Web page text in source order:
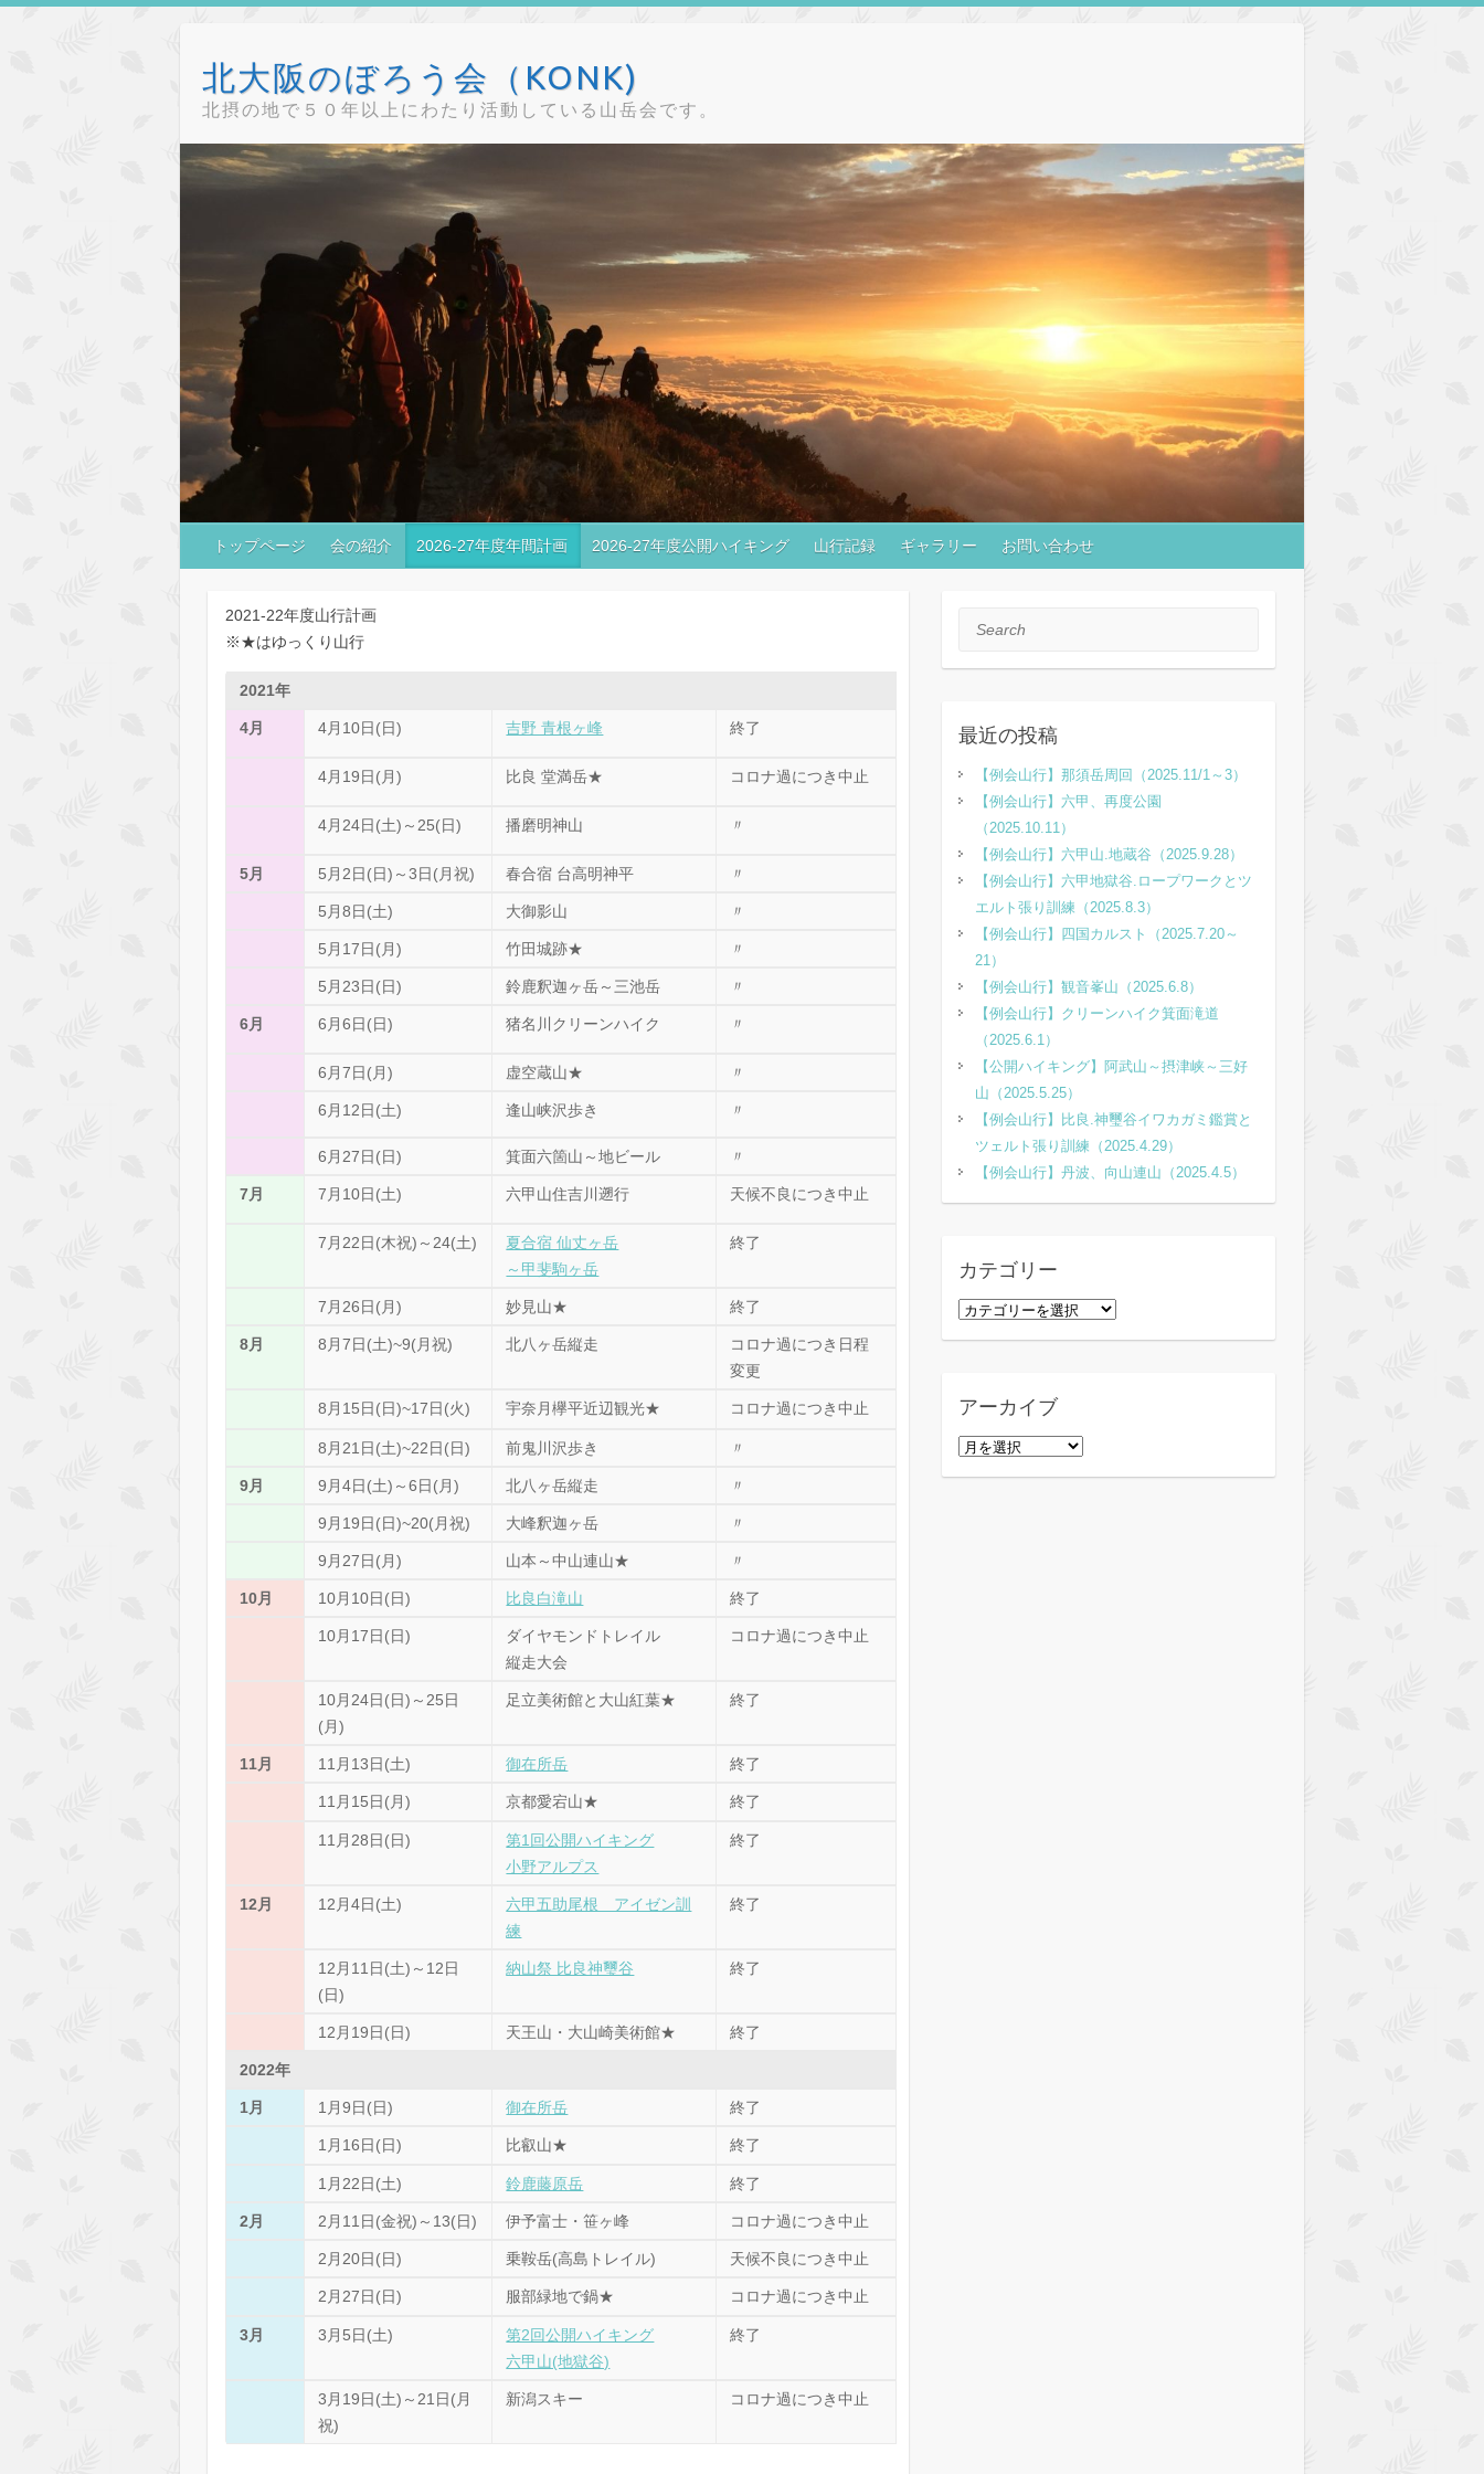
北大阪のぼろう会（KONK)
北摂の地で５０年以上にわたり活動している山岳会です。
トップページ 会の紹介 2026-27年度年間計画 2026-27年度公開ハイキング 山行記録 ギャラリー お問い合わせ
2021-22年度山行計画
※★はゆっくり山行
2021年
4月 4月10日(日) 吉野 青根ヶ峰 終了
4月19日(月) 比良 堂満岳★ コロナ過につき中止
4月24日(土)～25(日) 播磨明神山 〃
5月 5月2日(日)～3日(月祝) 春合宿 台高明神平 〃
5月8日(土) 大御影山 〃
5月17日(月) 竹田城跡★ 〃
5月23日(日) 鈴鹿釈迦ヶ岳～三池岳 〃
6月 6月6日(日) 猪名川クリーンハイク 〃
6月7日(月) 虚空蔵山★ 〃
6月12日(土) 逢山峡沢歩き 〃
6月27日(日) 箕面六箇山～地ビール 〃
7月 7月10日(土) 六甲山住吉川遡行 天候不良につき中止
7月22日(木祝)～24(土)
夏合宿 仙丈ヶ岳
～甲斐駒ヶ岳
終了
7月26日(月) 妙見山★ 終了
8月 8月7日(土)~9(月祝) 北八ヶ岳縦走
コロナ過につき日程
変更
8月15日(日)~17日(火) 宇奈月欅平近辺観光★ コロナ過につき中止
8月21日(土)~22日(日) 前鬼川沢歩き 〃
9月 9月4日(土)～6日(月) 北八ヶ岳縦走 〃
9月19日(日)~20(月祝) 大峰釈迦ヶ岳 〃
9月27日(月) 山本～中山連山★ 〃
10月 10月10日(日) 比良白滝山 終了
10月17日(日)
ダイヤモンドトレイル
縦走大会
コロナ過につき中止
10月24日(日)～25日
(月)
足立美術館と大山紅葉★ 終了
11月 11月13日(土) 御在所岳 終了
11月15日(月) 京都愛宕山★ 終了
11月28日(日)
第1回公開ハイキング
小野アルプス
終了
12月 12月4日(土)
六甲五助尾根 アイゼン訓
練
終了
12月11日(土)～12日
(日)
納山祭 比良神璽谷 終了
12月19日(日) 天王山・大山崎美術館★ 終了
2022年
1月 1月9日(日) 御在所岳 終了
1月16日(日) 比叡山★ 終了
1月22日(土) 鈴鹿藤原岳 終了
2月 2月11日(金祝)～13(日) 伊予富士・笹ヶ峰 コロナ過につき中止
2月20日(日) 乗鞍岳(高島トレイル) 天候不良につき中止
2月27日(日) 服部緑地で鍋★ コロナ過につき中止
3月 3月5日(土)
第2回公開ハイキング
六甲山(地獄谷)
終了
3月19日(土)～21日(月
祝)
新潟スキー コロナ過につき中止
Search
最近の投稿
【例会山行】那須岳周回（2025.11/1～3）
【例会山行】六甲、再度公園
（2025.10.11）
【例会山行】六甲山.地蔵谷（2025.9.28）
【例会山行】六甲地獄谷.ロープワークとツ
エルト張り訓練（2025.8.3）
【例会山行】四国カルスト（2025.7.20～
21）
【例会山行】観音峯山（2025.6.8）
【例会山行】クリーンハイク箕面滝道
（2025.6.1）
【公開ハイキング】阿武山～摂津峡～三好
山（2025.5.25）
【例会山行】比良.神璽谷イワカガミ鑑賞と
ツェルト張り訓練（2025.4.29）
【例会山行】丹波、向山連山（2025.4.5）
カテゴリー
カ
テ
ー
アーカイブ
ア
ー